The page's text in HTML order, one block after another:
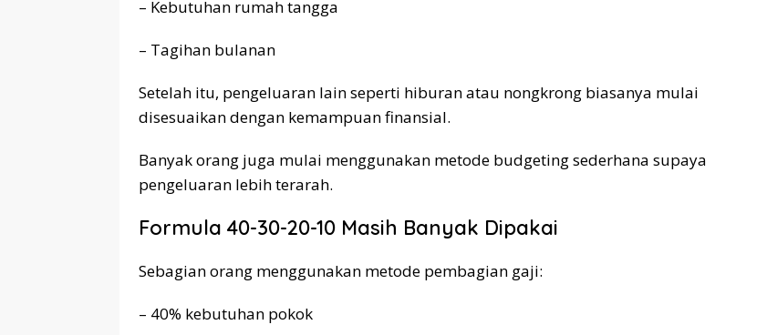
– Kebutuhan rumah tangga
– Tagihan bulanan
Setelah itu, pengeluaran lain seperti hiburan atau nongkrong biasanya mulai
disesuaikan dengan kemampuan finansial.
Banyak orang juga mulai menggunakan metode budgeting sederhana supaya
pengeluaran lebih terarah.
Formula 40-30-20-10 Masih Banyak Dipakai
Sebagian orang menggunakan metode pembagian gaji:
– 40% kebutuhan pokok